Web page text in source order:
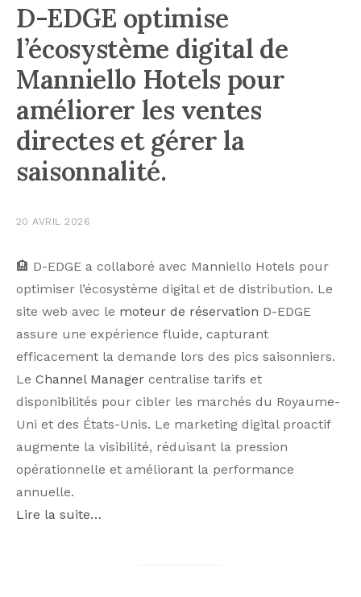
D-EDGE optimise
l’écosystème digital de
Manniello Hotels pour
améliorer les ventes
directes et gérer la
saisonnalité.
20 AVRIL 2026
🏨 D-EDGE a collaboré avec Manniello Hotels pour
optimiser l’écosystème digital et de distribution. Le
site web avec le moteur de réservation D-EDGE
assure une expérience fluide, capturant
efficacement la demande lors des pics saisonniers.
Le Channel Manager centralise tarifs et
disponibilités pour cibler les marchés du Royaume-
Uni et des États-Unis. Le marketing digital proactif
augmente la visibilité, réduisant la pression
opérationnelle et améliorant la performance
annuelle.
Lire la suite…